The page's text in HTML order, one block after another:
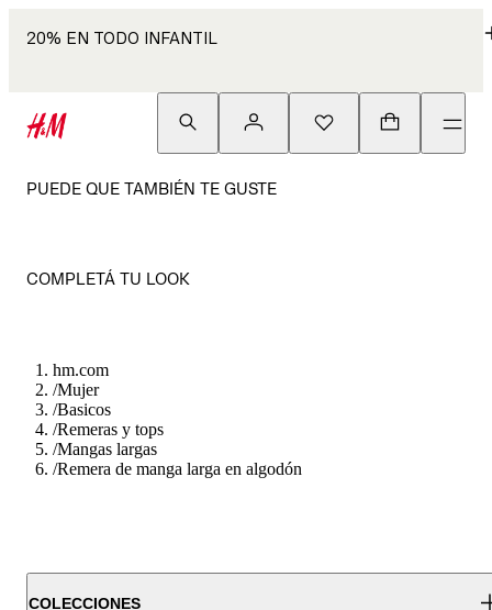
20% EN TODO INFANTIL
PUEDE QUE TAMBIÉN TE GUSTE
COMPLETÁ TU LOOK
hm.com
/Mujer
/Basicos
/Remeras y tops
/Mangas largas
/Remera de manga larga en algodón
COLECCIONES